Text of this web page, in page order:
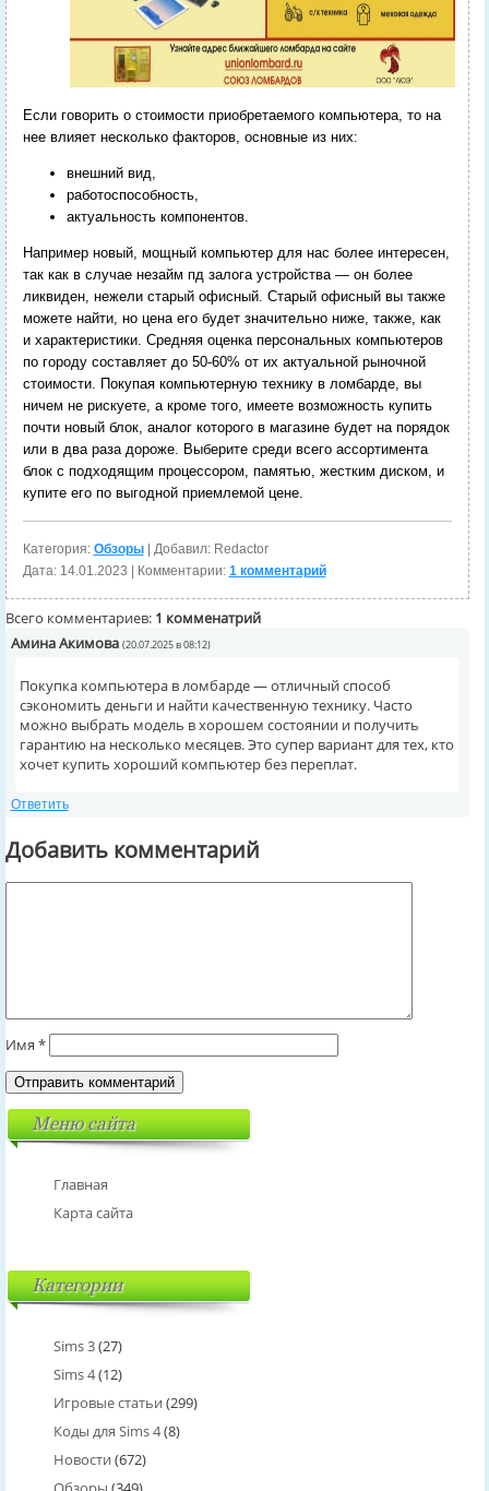
Если говорить о стоимости приобретаемого компьютера, то на
нее влияет несколько факторов, основные из них:
внешний вид,
работоспособность,
актуальность компонентов.
Например новый, мощный компьютер для нас более интересен,
так как в случае незайм пд залога устройства — он более
ликвиден, нежели старый офисный. Старый офисный вы также
можете найти, но цена его будет значительно ниже, также, как
и характеристики. Средняя оценка персональных компьютеров
по городу составляет до 50-60% от их актуальной рыночной
стоимости. Покупая компьютерную технику в ломбарде, вы
ничем не рискуете, а кроме того, имеете возможность купить
почти новый блок, аналог которого в магазине будет на порядок
или в два раза дороже. Выберите среди всего ассортимента
блок с подходящим процессором, памятью, жестким диском, и
купите его по выгодной приемлемой цене.
Категория: Обзоры| Добавил: Redactor
Дата: 14.01.2023 | Комментарии: 1 комментарий
Всего комментариев: 1 комменатрий
Амина Акимова (20.07.2025 в 08:12)
Покупка компьютера в ломбарде — отличный способ
сэкономить деньги и найти качественную технику. Часто
можно выбрать модель в хорошем состоянии и получить
гарантию на несколько месяцев. Это супер вариант для тех, кто
хочет купить хороший компьютер без переплат.
Ответить
Добавить комментарий
Имя *
Меню сайта
Главная
Карта сайта
Категории
Sims 3(27)
Sims 4(12)
Игровые статьи (299)
Коды для Sims 4(8)
Новости (672)